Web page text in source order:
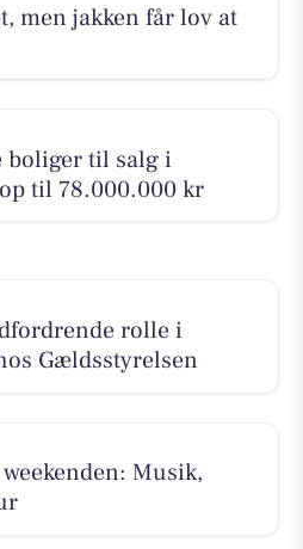
men jakken får lov at
boliger til salg i
til 78.000.000 kr
rolle i
Gældsstyrelsen
Musik,